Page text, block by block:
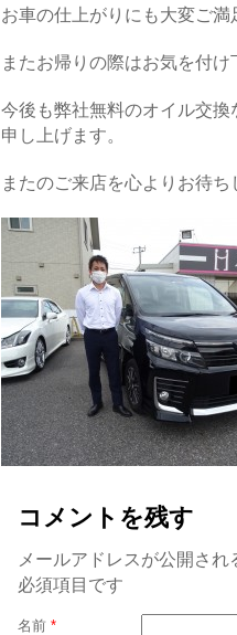
お車の仕上がりにも大変ご
またお帰りの際はお気を付け
今後も弊社無料のオイル交
申し上げます。
またのご来店を心よりお待
コメントを残す
メールアドレスが公開さ
必須項目です
名前 *